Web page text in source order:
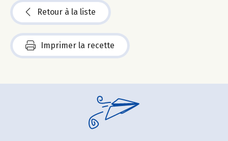
Retour à la liste
Imprimer la recette